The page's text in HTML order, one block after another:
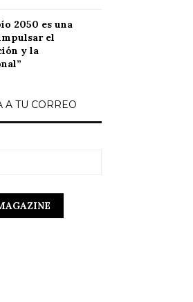
2050 es una
el
y la
A TU CORREO